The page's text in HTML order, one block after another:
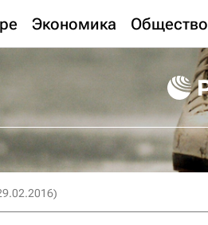
Экономика Общество